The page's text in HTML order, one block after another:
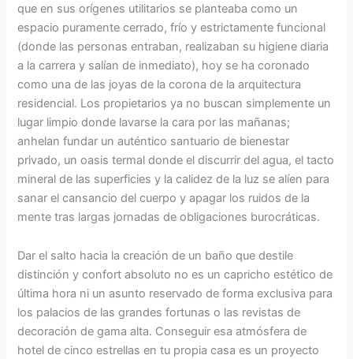
que en sus orígenes utilitarios se planteaba como un
espacio puramente cerrado, frío y estrictamente funcional
(donde las personas entraban, realizaban su higiene diaria
a la carrera y salían de inmediato), hoy se ha coronado
como una de las joyas de la corona de la arquitectura
residencial. Los propietarios ya no buscan simplemente un
lugar limpio donde lavarse la cara por las mañanas;
anhelan fundar un auténtico santuario de bienestar
privado, un oasis termal donde el discurrir del agua, el tacto
mineral de las superficies y la calidez de la luz se alíen para
sanar el cansancio del cuerpo y apagar los ruidos de la
mente tras largas jornadas de obligaciones burocráticas.
Dar el salto hacia la creación de un baño que destile
distinción y confort absoluto no es un capricho estético de
última hora ni un asunto reservado de forma exclusiva para
los palacios de las grandes fortunas o las revistas de
decoración de gama alta. Conseguir esa atmósfera de
hotel de cinco estrellas en tu propia casa es un proyecto